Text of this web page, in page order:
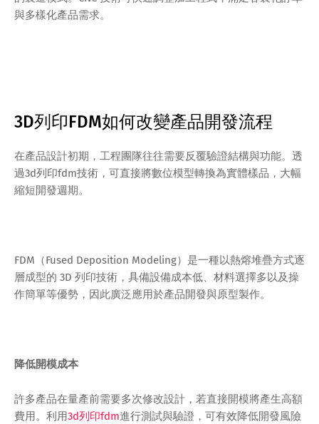
與多樣化產品需求。
3D列印FDM如何改變產品開發流程
在產品設計初期，工程團隊往往需要反覆驗證結構與功能。透
過3d列印fdm技術，可直接將數位模型轉換為實體樣品，大幅
縮短開發週期。
FDM（Fused Deposition Modeling）是一種以熱熔堆疊方式逐
層成型的 3D 列印技術，具備設備成本低、材料選擇多以及操
作簡單等優勢，因此廣泛應用於產品開發與原型製作。
降低開模成本
許多產品在量產前需要多次修改設計，若直接開模將產生高額
費用。利用3d列印fdm進行測試與驗證，可有效降低開發風險